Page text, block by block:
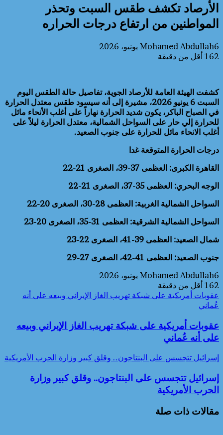
الأرصاد تكشف طقس السبت وتحذر
المواطنين من ارتفاع درجات الحراره
Mohamed Abdullah6 يونيو، 2026
162 أقل من دقيقة
كشفت الهيئة العامة للأرصاد الجوية، تفاصيل حالة الطقس اليوم
السبت 6 يونيو 2026، مشيرة إلى أنه سيسود طقس معتدل الحرارة
في الصباح الباكر، يكون شديد الحرارة نهاراً على أغلب الأنحاء مائل
للحرارة إلي حار على السواحل الشمالية، معتدل الحرارة ليلاً على
أغلب الانحاء مائل للحرارة على جنوب الصعيد.
درجات الحرارة المتوقعة غدا
القاهرة الكبرى: العظمى 37-39، الصغرى 21-22
الوجه البحري: العظمى 35-37، الصغرى 21-22
السواحل الشمالية الغربية: العظمى 28-30، الصغرى 20-22
السواحل الشمالية الشرقية: العظمى 31-35، الصغرى 20-23
شمال الصعيد: العظمى 39-41، الصغرى 22-23
جنوب الصعيد: العظمى 41-42، الصغرى 27-29
Mohamed Abdullah6 يونيو، 2026
162 أقل من دقيقة
عقوبات أمريكية على شبكة تهريب الغاز الإيراني وبيعه على أنه
عُماني
عقوبات أمريكية على شبكة تهريب الغاز الإيراني وبيعه
على أنه عُماني
إسرائيل تتجسس على البنتاجون.. وقلق كبير وزارة الحرب الأمريكية
إسرائيل تتجسس على البنتاجون.. وقلق كبير وزارة
الحرب الأمريكية
مقالات ذات صلة